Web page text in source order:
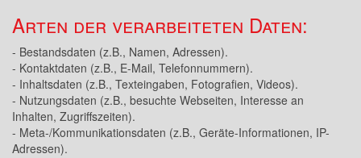
Arten der verarbeiteten Daten:
- Bestandsdaten (z.B., Namen, Adressen).
- Kontaktdaten (z.B., E-Mail, Telefonnummern).
- Inhaltsdaten (z.B., Texteingaben, Fotografien, Videos).
- Nutzungsdaten (z.B., besuchte Webseiten, Interesse an
Inhalten, Zugriffszeiten).
- Meta-/Kommunikationsdaten (z.B., Geräte-Informationen, IP-
Adressen).